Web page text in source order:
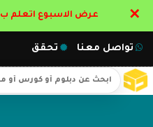
تواصل معنا تحقق
عرض الاسبوع اتعلم ب 75% خصم : احجز مقعدك الان ✕